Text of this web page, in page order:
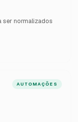
ser normalizados
AUTOMAÇÕES